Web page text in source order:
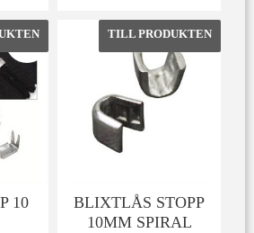
10
Lägg till i favoriter
BLIXTLÅS STOPP
10MM SPIRAL
Lägg till